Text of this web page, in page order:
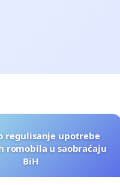
regulisanje upotrebe
romobila u saobraćaju
BiH